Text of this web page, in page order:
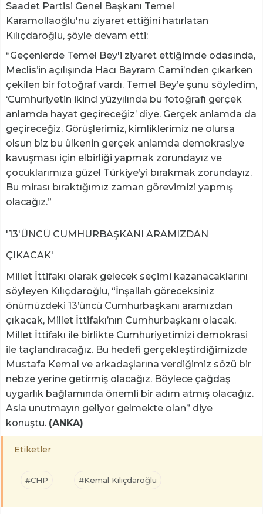
Saadet Partisi Genel Başkanı Temel
Karamollaoğlu'nu ziyaret ettiğini hatırlatan
Kılıçdaroğlu, şöyle devam etti:
“Geçenlerde Temel Bey'i ziyaret ettiğimde odasında,
Meclis’in açılışında Hacı Bayram Cami’nden çıkarken
çekilen bir fotoğraf vardı. Temel Bey’e şunu söyledim,
‘Cumhuriyetin ikinci yüzyılında bu fotoğrafı gerçek
anlamda hayat geçireceğiz’ diye. Gerçek anlamda da
geçireceğiz. Görüşlerimiz, kimliklerimiz ne olursa
olsun biz bu ülkenin gerçek anlamda demokrasiye
kavuşması için elbirliği yapmak zorundayız ve
çocuklarımıza güzel Türkiye’yi bırakmak zorundayız.
Bu mirası bıraktığımız zaman görevimizi yapmış
olacağız.”
'13'ÜNCÜ CUMHURBAŞKANI ARAMIZDAN
ÇIKACAK'
Millet İttifakı olarak gelecek seçimi kazanacaklarını
söyleyen Kılıçdaroğlu, “İnşallah göreceksiniz
önümüzdeki 13’üncü Cumhurbaşkanı aramızdan
çıkacak, Millet İttifakı’nın Cumhurbaşkanı olacak.
Millet İttifakı ile birlikte Cumhuriyetimizi demokrasi
ile taçlandıracağız. Bu hedefi gerçekleştirdiğimizde
Mustafa Kemal ve arkadaşlarına verdiğimiz sözü bir
nebze yerine getirmiş olacağız. Böylece çağdaş
uygarlık bağlamında önemli bir adım atmış olacağız.
Asla unutmayın geliyor gelmekte olan” diye
konuştu. (ANKA)
Etiketler
#CHP #Kemal Kılıçdaroğlu